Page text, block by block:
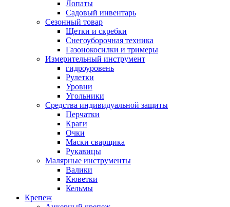
Лопаты
Садовый инвентарь
Сезонный товар
Щетки и скребки
Снегоуборочная техника
Газонокосилки и тримеры
Измерительный инструмент
гидроуровень
Рулетки
Уровни
Угольники
Средства индивидуальной защиты
Перчатки
Краги
Очки
Маски сварщика
Рукавицы
Малярные инструменты
Валики
Кюветки
Кельмы
Крепеж